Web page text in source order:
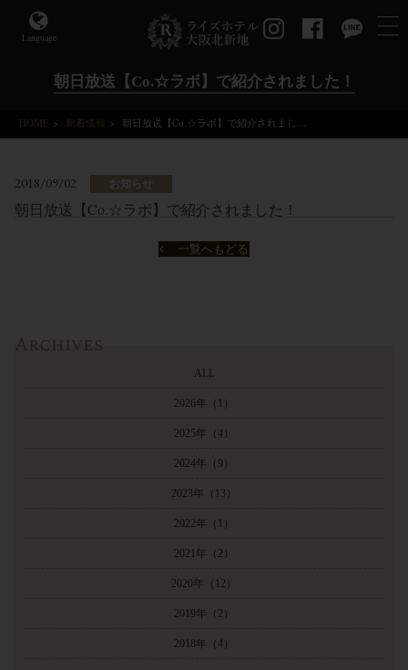
Language
朝日放送【Co.☆ラボ】で紹介されました！
HOME > 新着情報 >
2018/09/02 お知らせ
朝日放送【Co.☆ラボ】で紹介されました！
一覧へもどる
Archives
ALL
2026年 （1）
2025年 （4）
2024年 （9）
2023年 （13）
2022年 （1）
2021年 （2）
2020年 （12）
2019年 （2）
2018年 （4）